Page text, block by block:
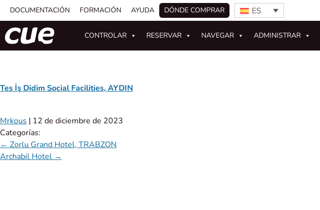
DOCUMENTACIÓN FORMACIÓN AYUDA DÓNDE COMPRAR ES
CONTROLAR RESERVAR NAVEGAR ADMINISTRAR
Tes İş Didim Social Facilities, AYDIN
Mrkous | 12 de diciembre de 2023
Categorías:
← Zorlu Grand Hotel, TRABZON
Archabil Hotel →